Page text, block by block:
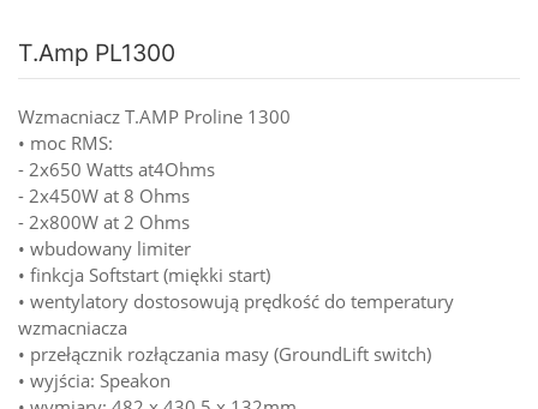
T.Amp PL1300
Wzmacniacz T.AMP Proline 1300
• moc RMS:
- 2x650 Watts at4Ohms
- 2x450W at 8 Ohms
- 2x800W at 2 Ohms
• wbudowany limiter
• finkcja Softstart (miękki start)
• wentylatory dostosowują prędkość do temperatury
wzmacniacza
• przełącznik rozłączania masy (GroundLift switch)
• wyjścia: Speakon